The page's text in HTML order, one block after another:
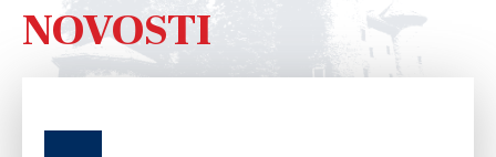
NOVOSTI